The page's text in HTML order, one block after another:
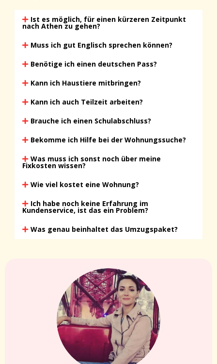
Ist es möglich, für einen kürzeren Zeitpunkt
nach Athen zu gehen?
Muss ich gut Englisch sprechen können?
Benötige ich einen deutschen Pass?
Kann ich Haustiere mitbringen?
Kann ich auch Teilzeit arbeiten?
Brauche ich einen Schulabschluss?
Bekomme ich Hilfe bei der Wohnungssuche?
Was muss ich sonst noch über meine
Fixkosten wissen?
Wie viel kostet eine Wohnung?
Ich habe noch keine Erfahrung im
Kundenservice, ist das ein Problem?
Was genau beinhaltet das Umzugspaket?